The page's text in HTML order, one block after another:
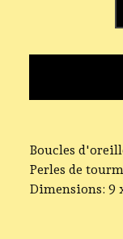
Boucles
Perles de
Dimensions: 9